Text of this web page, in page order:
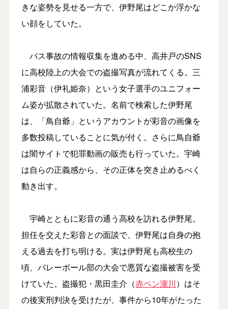
きな姿勢を見せる一方で、伊野尾はどこか浮かな
い顔をしていた。
バス事故の情報収集を進める中、高井戸のSNS
に高校陸上の大会での盗撮写真が流れてくる。三
浦彩音（伊礼姫奈）という女子選手のユニフォー
ム姿が拡散されていた。名前で検索した伊野尾
は、「鳥自爺」というアカウントが彩音の画像を
多数投稿していることに気が付く。さらに鳥自爺
は闇サイトで犯罪動画の販売も行っていた。宇崎
は自らの正義感から、その正体を突き止めるべく
動き出す。
宇崎とともに彩音の通う高校を訪れる伊野尾。
担任を交えた彩音との面談で、伊野尾は自身の抱
える過去を打ち明ける。実は伊野尾も高校生の
頃、バレーボール部の大会で悪質な盗撮被害を受
けていた。盗撮犯・黒田圭介（赤ペン瀧川）はそ
の後実刑判決を受けたが、事件から10年がたった